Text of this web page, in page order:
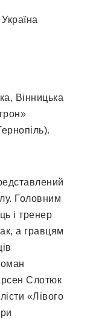
Вінницька
Головним
і тренер
а гравцям
Слотюк
«Лівого